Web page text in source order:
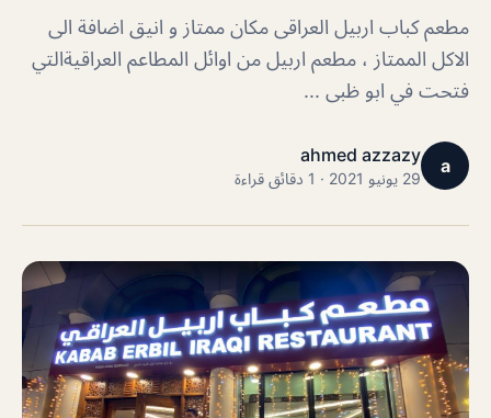
مطعم كباب اربيل العراقى مكان ممتاز و انيق اضافة الى
الاكل الممتاز ، مطعم اربيل من اوائل المطاعم العراقيةالتي
فتحت في ابو ظبى ...
a
ahmed azzazy
29 يونيو 2021 · 1 دقائق قراءة